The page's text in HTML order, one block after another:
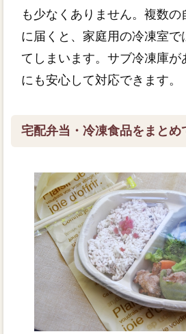
も少なくありません。複数
に届くと、家庭用の冷凍室で
てしまいます。サブ冷凍庫が
にも安心して対応できます。
宅配弁当・冷凍食品をまとめ